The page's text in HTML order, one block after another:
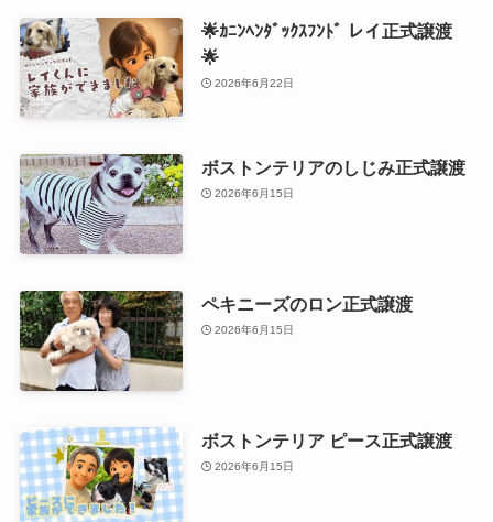
🌟ｶﾆﾝﾍﾝﾀﾞｯｸｽﾌﾝﾄﾞ レイ正式譲渡
🌟
2026年6月22日
ボストンテリアのしじみ正式譲渡
2026年6月15日
ペキニーズのロン正式譲渡
2026年6月15日
ボストンテリア ピース正式譲渡
2026年6月15日